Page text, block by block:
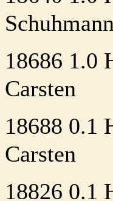
18686 1.0
Carsten
18688 0.1
Carsten
18826 0.1